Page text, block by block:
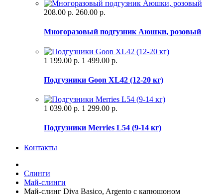
208.00 р. 260.00 р.
Многоразовый подгузник Аюшки, розовый
1 199.00 р. 1 499.00 р.
Подгузники Goon XL42 (12-20 кг)
1 039.00 р. 1 299.00 р.
Подгузники Merries L54 (9-14 кг)
Контакты
Слинги
Май-слинги
Май-слинг Diva Basico, Argento с капюшоном